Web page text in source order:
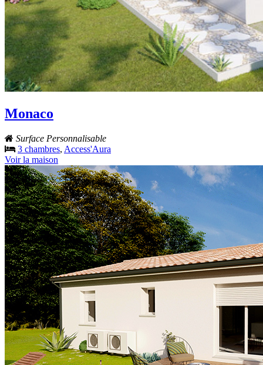
Monaco
Surface Personnalisable
3 chambres, Access'Aura
Voir la maison